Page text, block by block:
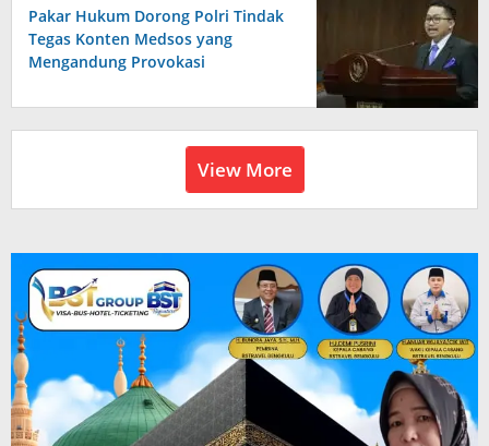
Pakar Hukum Dorong Polri Tindak
Tegas Konten Medsos yang
Mengandung Provokasi
View More